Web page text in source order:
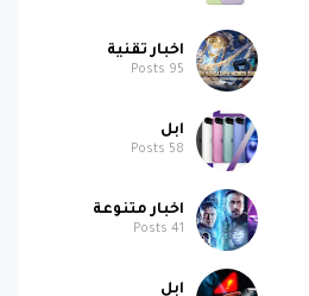
اخبار تقنية
95
ابل
58
اخبار متنوعة
41
ابل